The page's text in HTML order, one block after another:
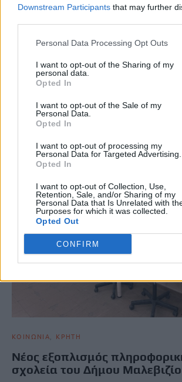
Downstream Participants that may further
Personal Data Processing Opt Outs
I want to opt-out of the Sharing of my
personal data.
Opted In
I want to opt-out of the Sale of my
Personal Data.
Opted In
I want to opt-out of processing my
Personal Data for Targeted Advertising.
Opted In
I want to opt-out of Collection, Use,
Retention, Sale, and/or Sharing of my
Personal Data that Is Unrelated with
Purposes for which it was collected.
Opted Out
CONFIRM
ΚΑΠΝΙΣΜΑ #ΠΟΘΕΝ ΕΣΧΕΣ #ΠΛΗΡΩΜΕΣ
ΣΧΕΤΙΚΆ ΆΡΘΡΑ
ΚΟΙΝΩΝΙΑ ΚΡΗΤΗ
Νέος εξοπλισμός
σχολεία του Δήμου